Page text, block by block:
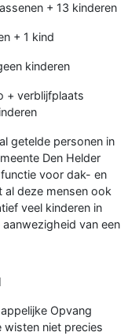
+ 13 kinderen
+ 1 kind
kinderen
+ verblijfplaats
getelde personen in
Den Helder
voor dak- en
al deze mensen ook
veel kinderen in
van een
Opvang
wisten niet precies